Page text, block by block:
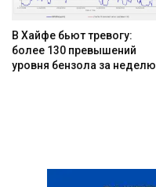
В Хайфе бьют тревогу:
более 130 превышений
уровня бензола за неделю